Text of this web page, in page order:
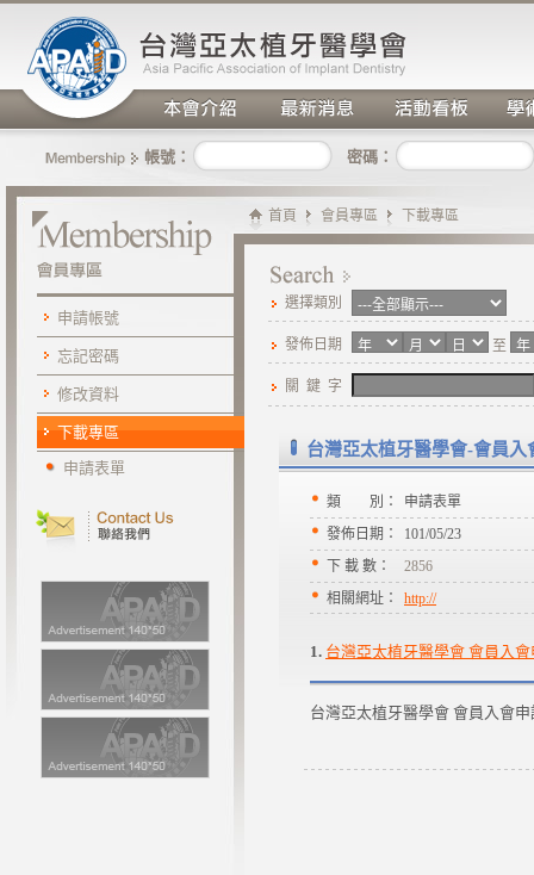
帳號： 密碼：
申請帳號
忘記密碼
修改資料
下載專區
申請表單
首頁 會員專區 下載專區
選擇類別
發佈日期 至
關 鍵 字
台灣亞太植牙醫學會-會員入
類 別：
申請表單
發佈日期：
101/05/23
下 載 數：
2856
相關網址：
http://
1. 台灣亞太植牙醫學會 會員入
台灣亞太植牙醫學會 會員入會申